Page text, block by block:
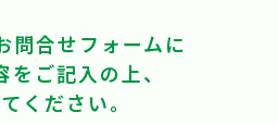
問合せフォームに
をご記入の上、
ください。